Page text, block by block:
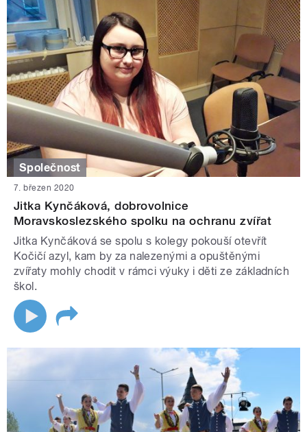
Společnost
7. březen 2020
Jitka Kynčáková, dobrovolnice
Moravskoslezského spolku na ochranu zvířat
Jitka Kynčáková se spolu s kolegy pokouší otevřít
Kočičí azyl, kam by za nalezenými a opuštěnými
zvířaty mohly chodit v rámci výuky i děti ze základních
škol.